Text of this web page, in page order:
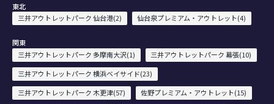
東北
三井アウトレットパーク 仙台港(2)
仙台泉プレミアム・アウトレット(4)
関東
三井アウトレットパーク 多摩南大沢(1)
三井アウトレットパーク 幕張(10)
三井アウトレットパーク 横浜ベイサイド(23)
三井アウトレットパーク 木更津(57)
佐野プレミアム・アウトレット(15)